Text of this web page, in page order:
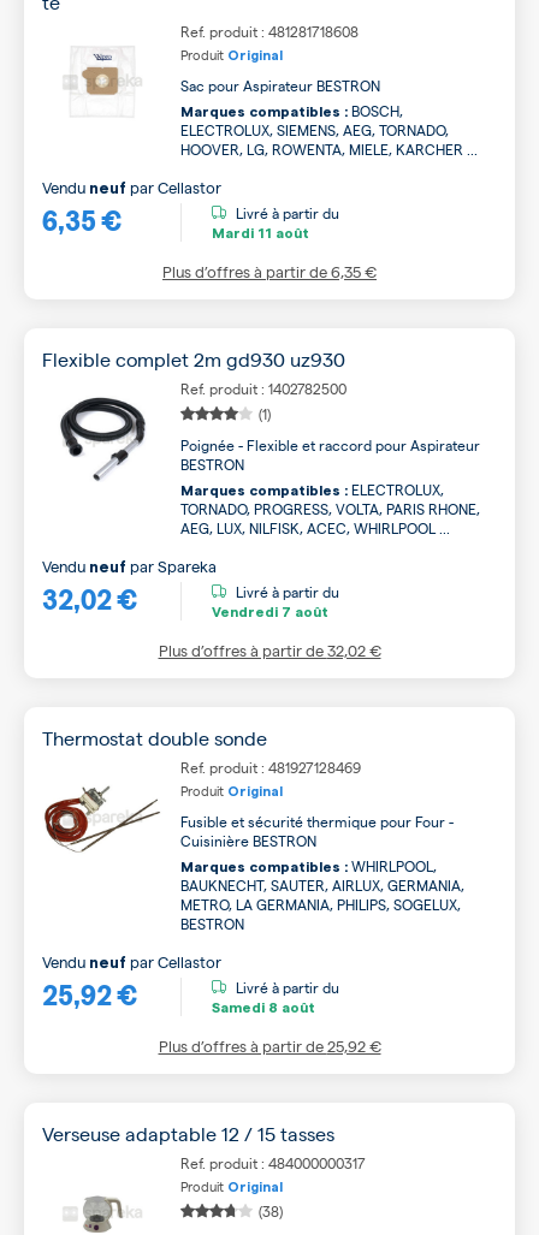
Ref. produit : 481281718608
Produit Original
Sac pour Aspirateur BESTRON
Marques compatibles : BOSCH,
ELECTROLUX, SIEMENS, AEG, TORNADO,
HOOVER, LG, ROWENTA, MIELE, KARCHER ...
6,35 €
Vendu neuf parCellastor
Livré à partir du
Mardi 11 août
Plus d’offres à partir de6,35 €
Flexible complet 2m gd930 uz930
Ref. produit : 1402782500
(1)
Poignée - Flexible et raccord pour Aspirateur
BESTRON
Marques compatibles : ELECTROLUX,
TORNADO, PROGRESS, VOLTA, PARIS RHONE,
AEG, LUX, NILFISK, ACEC, WHIRLPOOL ...
32,02 €
Vendu neuf parSpareka
Livré à partir du
Vendredi 7 août
Plus d’offres à partir de32,02 €
Thermostat double sonde
Ref. produit : 481927128469
Produit Original
Fusible et sécurité thermique pour Four -
Cuisinière BESTRON
Marques compatibles : WHIRLPOOL,
BAUKNECHT, SAUTER, AIRLUX, GERMANIA,
METRO, LA GERMANIA, PHILIPS, SOGELUX,
BESTRON
25,92 €
Vendu neuf parCellastor
Livré à partir du
Samedi 8 août
Plus d’offres à partir de25,92 €
Verseuse adaptable 12 / 15 tasses
Ref. produit : 484000000317
Produit Original
(38)